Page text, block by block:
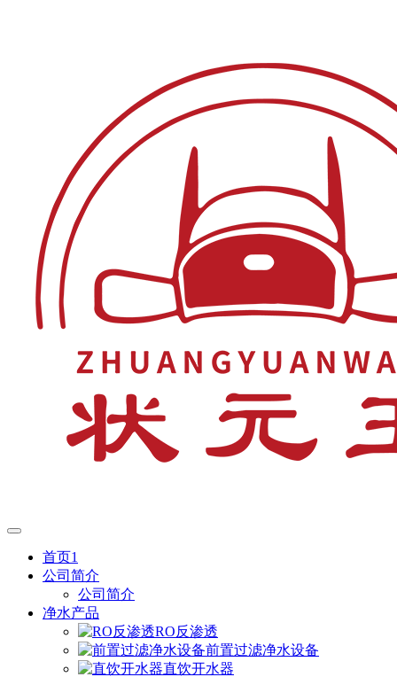
首页1
公司简介
公司简介
净水产品
RO反渗透
前置过滤净水设备
直饮开水器